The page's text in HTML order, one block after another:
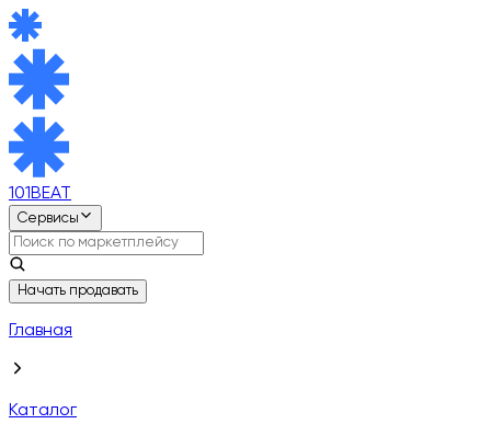
101BEAT
Сервисы
Начать продавать
Главная
Каталог